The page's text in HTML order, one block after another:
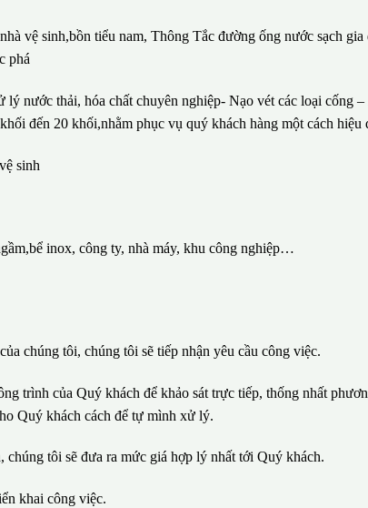
vệ sinh,bồn tiểu nam, Thông Tắc đường ống nước sạch
phá
nước thải, hóa chất chuyên nghiệp- Nạo vét các loại cống
đến 20 khối,nhằm phục vụ quý khách hàng một cách hiệu
sinh
inox, công ty, nhà máy, khu công nghiệp…
chúng tôi, chúng tôi sẽ tiếp nhận yêu cầu công việc.
trình của Quý khách để khảo sát trực tiếp, thống nhất
Quý khách cách để tự mình xử lý.
tôi sẽ đưa ra mức giá hợp lý nhất tới Quý khách.
khai công việc.